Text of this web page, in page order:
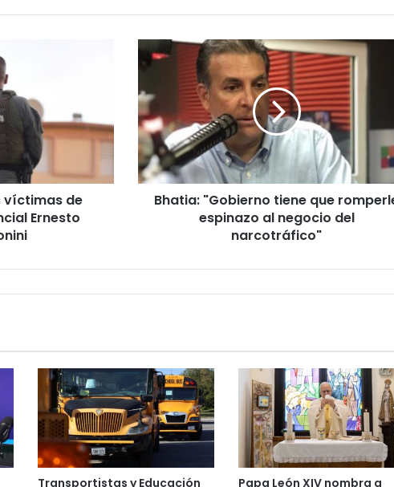
víctimas de
Ernesto
Bhatia:
"Gobierno
que
romperle
espinazo
al
negocio
del
narcotráfico"
Bhatia: "Gobierno tiene que
espinazo al negocio del
narcotráfico"
Transportistas y Educación Papa León XIV nombra a